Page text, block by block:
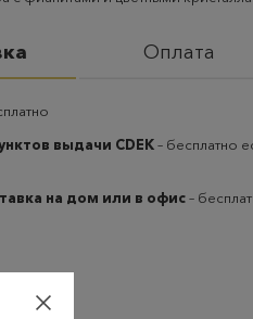
Оплата
выдачи CDEK– бесплатно
на дом или в офис–